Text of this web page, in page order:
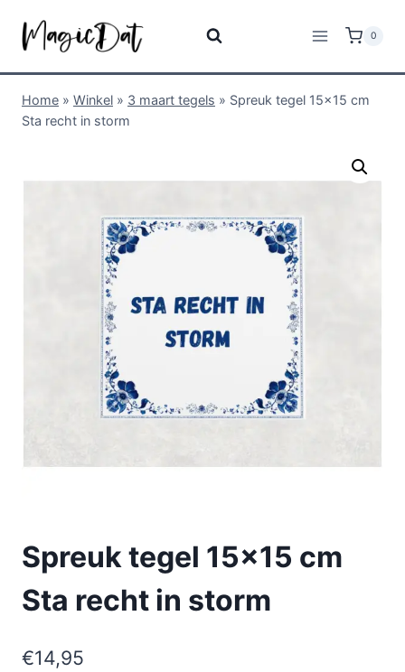
0
Home » Winkel » 3 maart tegels » Spreuk tegel 15×15 cm
Sta recht in storm
Spreuk tegel 15×15 cm
Sta recht in storm
€14,95